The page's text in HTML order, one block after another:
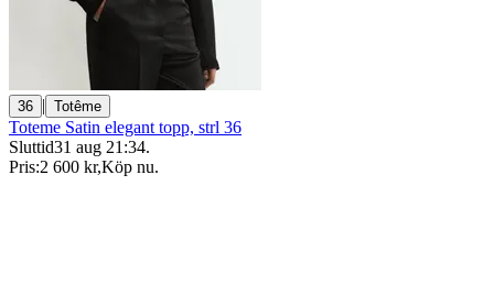
36 | Totême
Toteme Satin elegant topp, strl 36
Sluttid31 aug 21:34.
Pris:2 600 kr,Köp nu.